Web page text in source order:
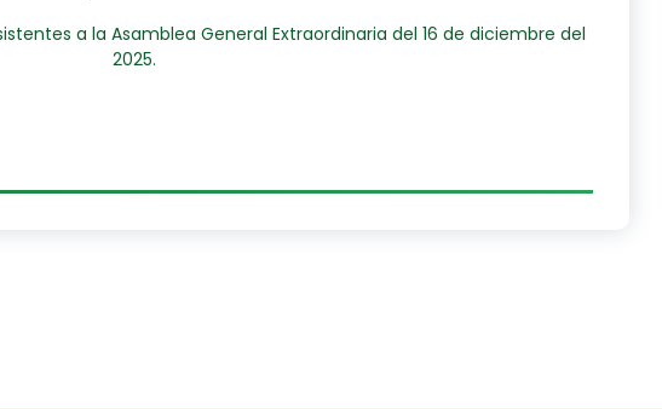
a la Asamblea General Extraordinaria del 16 de diciembre del
2025.